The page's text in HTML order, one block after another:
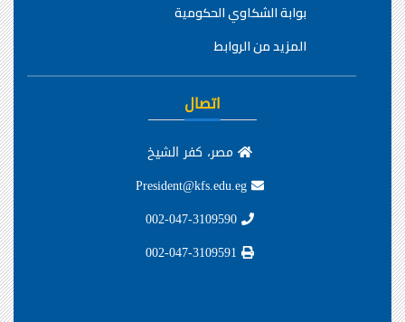
بوابة الشكاوي الحكومية
المزيد من الروابط
اتصال
مصر، كفر الشيخ